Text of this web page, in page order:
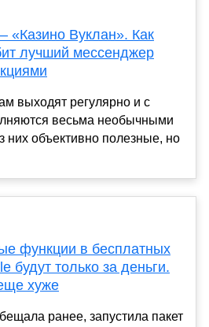
«Казино Вуклан». Как
лучший мессенджер
выходят регулярно и с
весьма необычными
них объективно полезные, но
функции в бесплатных
будут только за деньги.
хуже
ранее, запустила пакет